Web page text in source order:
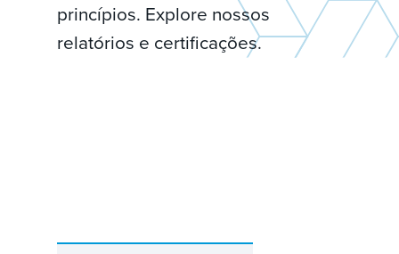
princípios. Explore nossos
relatórios e certificações.